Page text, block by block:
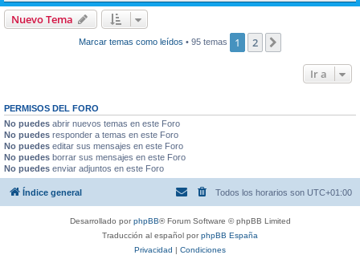
Nuevo Tema
Marcar temas como leídos • 95 temas 1 2
Ir a
PERMISOS DEL FORO
No puedes abrir nuevos temas en este Foro
No puedes responder a temas en este Foro
No puedes editar sus mensajes en este Foro
No puedes borrar sus mensajes en este Foro
No puedes enviar adjuntos en este Foro
Índice general Todos los horarios son UTC+01:00
Desarrollado porphpBB® Forum Software © phpBB Limited
Traducción al español porphpBB España
Privacidad | Condiciones